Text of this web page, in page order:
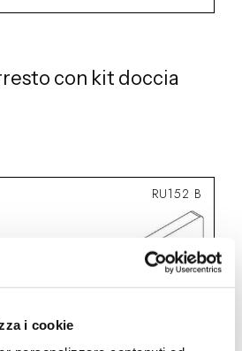
i cookie
con kit doccia
RU152 B